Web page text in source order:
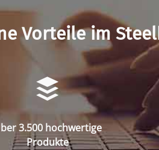
Vorteile im
3.500 hochwertige
Produkte